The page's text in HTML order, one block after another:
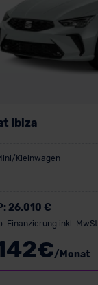
Ibiza
Kleinwagen
26.010 €
Finanzierung inkl. MwSt.
€/Monat